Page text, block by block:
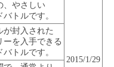
2015/1/29
、やさしい
トルです。
が封入された
ーを入手できる
トルです。